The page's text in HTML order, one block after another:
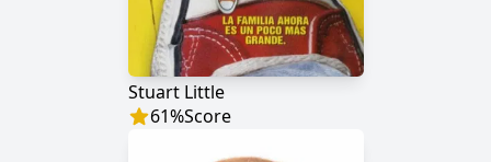
Stuart Little
61%Score